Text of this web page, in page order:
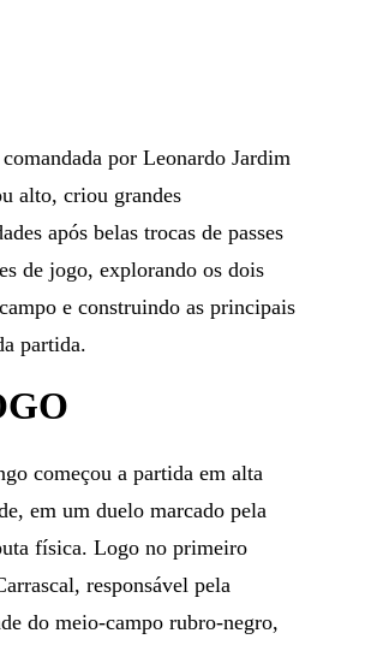
por Leonardo Jardim
alto, criou grandes
após belas trocas de passes
de jogo, explorando os dois
e construindo as principais
partida.
começou a partida em alta
em um duelo marcado pela
física. Logo no primeiro
responsável pela
do meio-campo rubro-negro,